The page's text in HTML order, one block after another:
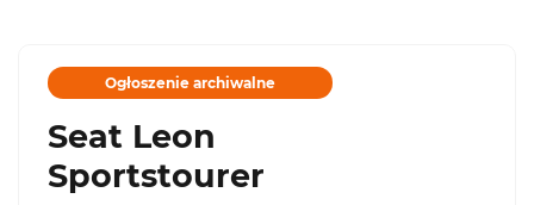
Ogłoszenie archiwalne
Seat Leon
Sportstourer